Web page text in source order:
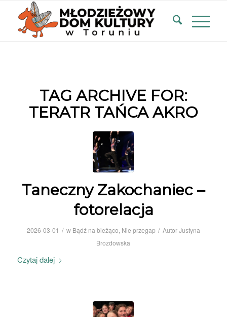
TAG ARCHIVE FOR:
TERATR TAŃCA AKRO
Taneczny Zakochaniec –
fotorelacja
2026-03-01 / w Bądź na bieżąco, Nie przegap / AutorJustyna
Brozdowska
Czytaj dalej